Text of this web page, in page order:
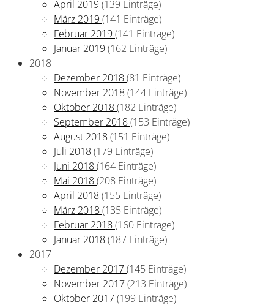
April 2019 (139 Einträge)
März 2019 (141 Einträge)
Februar 2019 (141 Einträge)
Januar 2019 (162 Einträge)
2018
Dezember 2018(81 Einträge)
November 2018(144 Einträge)
Oktober 2018(182 Einträge)
September 2018(153 Einträge)
August 2018(151 Einträge)
Juli 2018(179 Einträge)
Juni 2018(164 Einträge)
Mai 2018(208 Einträge)
April 2018(155 Einträge)
März 2018(135 Einträge)
Februar 2018(160 Einträge)
Januar 2018(187 Einträge)
2017
Dezember 2017(145 Einträge)
November 2017(213 Einträge)
Oktober 2017(199 Einträge)